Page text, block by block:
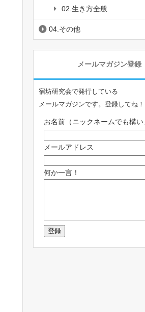
02.生き方全般
04.その他
メールマガジン登録
宿坊研究会で発行している
メールマガジンです。登録してね！
お名前（ニックネームでも構い
メールアドレス
何か一言！